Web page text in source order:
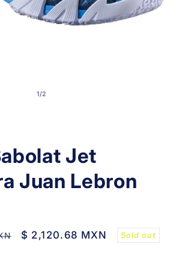
1/
of2
Jet
Juan Lebron
Sale
$ 2,120.68 MXN Sold out